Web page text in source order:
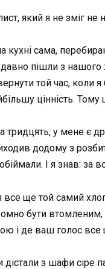
який я не зміг не
кухні сама,
пішли з
той час,
цінність.
тридцять, у мене є
додому з
І я знав:
все ще той самий
бути
і де ваш голос
дістали з шафи сіре